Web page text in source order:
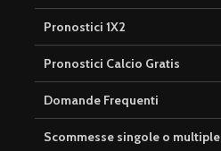
Pronostici 1X2
Pronostici Calcio Gratis
Domande Frequenti
Scommesse singole o multiple